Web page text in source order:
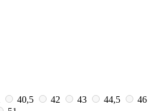
40,5 42 43 44,5
46